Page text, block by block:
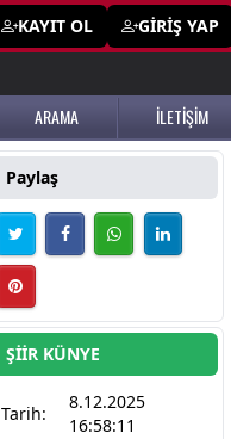
KAYIT OL GİRİŞ YAP
ARAMA İLETİŞİM
Paylaş
ŞİİR KÜNYE
Tarih:
8.12.2025
16:58:11